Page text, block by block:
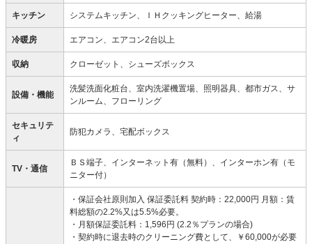
キッチン システムキッチン、ＩＨクッキングヒーター、給湯
冷暖房 エアコン、エアコン2台以上
収納 クローゼット、シューズボックス
設備・機能
洗髪洗面化粧台、室内洗濯機置場、照明器具、都市ガス、サ
ンルーム、フローリング
セキュリテ
ィ
防犯カメラ、宅配ボックス
TV・通信
ＢＳ端子、インターネット有（無料）、インターホン有（モ
ニター付）
・保証会社原則加入 保証委託料 契約時：22,000円 月額：賃
料総額の2.2%又は5.5%必要。
・月額保証委託料：1,596円 (2.2％プランの場合)
・契約時に退去時のクリーニング費として、￥60,000が必要